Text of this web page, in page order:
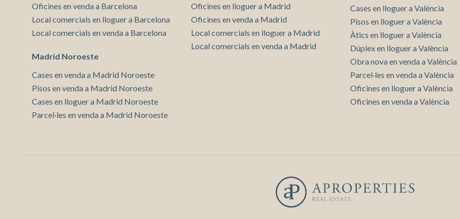
Oficines en venda a Barcelona
Local comercials en lloguer a Barcelona
Local comercials en venda a Barcelona
Madrid Noroeste
Cases en venda a Madrid Noroeste
Pisos en venda a Madrid Noroeste
Cases en lloguer a Madrid Noroeste
Parcel·les en venda a Madrid Noroeste
Oficines en lloguer a Madrid
Oficines en venda a Madrid
Local comercials en lloguer a Madrid
Local comercials en venda a Madrid
Cases en lloguer a València
Pisos en lloguer a València
Àtics en lloguer a València
Dúplex en lloguer a València
Obra nova en venda a València
Parcel·les en venda a València
Oficines en lloguer a València
Oficines en venda a València